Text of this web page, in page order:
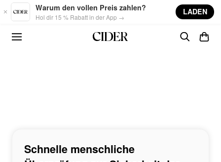
Skip to main content
Warum den vollen Preis zahlen?
Hol dir 15 % Rabatt in der App →
LADEN
Schnelle menschliche